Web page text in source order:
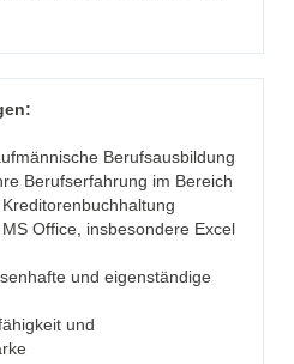
Berufsausbildung
Berufserfahrung im Bereich
Office, insbesondere Excel
und eigenständige
und